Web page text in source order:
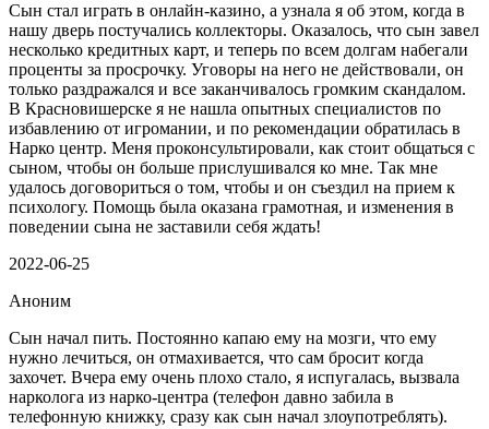
Сын стал играть в онлайн-казино, а узнала я об этом, когда в
нашу дверь постучались коллекторы. Оказалось, что сын завел
несколько кредитных карт, и теперь по всем долгам набегали
проценты за просрочку. Уговоры на него не действовали, он
только раздражался и все заканчивалось громким скандалом.
В Красновишерске я не нашла опытных специалистов по
избавлению от игромании, и по рекомендации обратилась в
Нарко центр. Меня проконсультировали, как стоит общаться с
сыном, чтобы он больше прислушивался ко мне. Так мне
удалось договориться о том, чтобы и он съездил на прием к
психологу. Помощь была оказана грамотная, и изменения в
поведении сына не заставили себя ждать!
2022-06-25
Аноним
Сын начал пить. Постоянно капаю ему на мозги, что ему
нужно лечиться, он отмахивается, что сам бросит когда
захочет. Вчера ему очень плохо стало, я испугалась, вызвала
нарколога из нарко-центра (телефон давно забила в
телефонную книжку, сразу как сын начал злоупотреблять).